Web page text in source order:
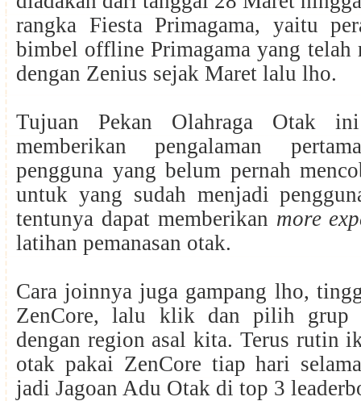
rangka Fiesta Primagama, yaitu
bimbel offline Primagama yang telah
dengan Zenius sejak Maret lalu lho.
Tujuan Pekan Olahraga Otak
memberikan pengalaman
pengguna yang belum pernah
untuk yang sudah menjadi
tentunya dapat memberikan more
latihan pemanasan otak.
Cara joinnya juga gampang lho,
ZenCore, lalu klik dan pilih grup
dengan region asal kita. Terus rutin
otak pakai ZenCore tiap hari
jadi Jagoan Adu Otak di top 3